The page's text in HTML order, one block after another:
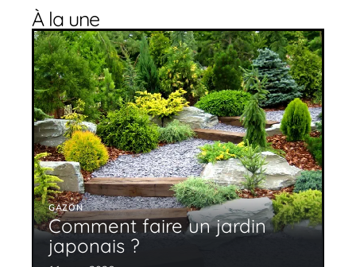
À la une
GAZON
Comment faire un jardin
japonais ?